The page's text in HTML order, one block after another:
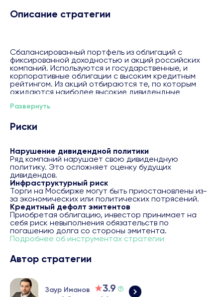
Описание стратегии
Сбалансированный портфель из облигаций с
фиксированной доходностью и акций российских
компаний. Используются и государственные, и
корпоративные облигации с высоким кредитным
рейтингом. Из акций отбираются те, по которым
ожидаются наиболее высокие дивидендные
денежного рынка.
Вероятность достижения 49,5%. Методика расчета
будущей доходности ( потенциала роста) и
странице:https://bcs.ru/regulatory
При подключении услуги "Автоследование" клиент
подтверждает факт ознакомления с информацией,
предусмотренной подпунктами 1.9, 1.10 и пунктом 2
Указания Банка России от 03.06.2021 № 5809-У "О
требованиях к программам для электронных
вычислительных машин, используемым для оказания
услуг по инвестиционному консультированию".
Развернуть
Риски
Нарушение дивидендной политики
Ряд компаний нарушает свою дивидендную
политику. Это осложняет оценку будущих
дивидендов.
Инфраструктурный риск
Торги на Мосбирже могут быть приостановлены из-
за экономических или политических потрясений.
Кредитный дефолт эмитентов
Приобретая облигацию, инвестор принимает на
себя риск невыполнения обязательств по
погашению долга со стороны эмитента.
Подробнее об инструментах стратегии
Автор стратегии
Заур Иманов 3.9